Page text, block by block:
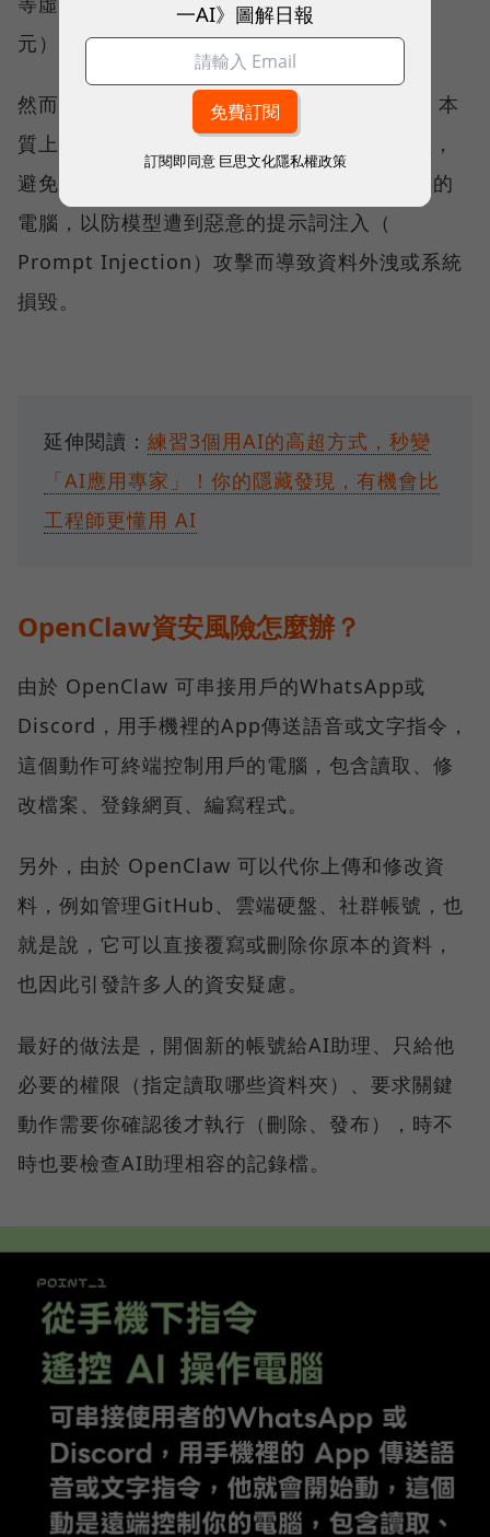
元）。
然而，OpenClaw 具備極高的系統操作權限，本
質上是在系統裡開了一個後門。資安專家提醒，
避免安裝在存有加密貨幣私鑰或重要機密資料的
電腦，以防模型遭到惡意的提示詞注入（
Prompt Injection）攻擊而導致資料外洩或系統
損毀。
延伸閱讀： 練習3個用AI的高超方式，秒變
「AI應用專家」！你的隱藏發現，有機會比
工程師更懂用 AI
OpenClaw資安風險怎麼辦？
由於 OpenClaw 可串接用戶的WhatsApp或
Discord，用手機裡的App傳送語音或文字指令，
這個動作可終端控制用戶的電腦，包含讀取、修
改檔案、登錄網頁、編寫程式。
另外，由於 OpenClaw 可以代你上傳和修改資
料，例如管理GitHub、雲端硬盤、社群帳號，也
就是說，它可以直接覆寫或刪除你原本的資料，
也因此引發許多人的資安疑慮。
最好的做法是，開個新的帳號給AI助理、只給他
必要的權限（指定讀取哪些資料夾）、要求關鍵
動作需要你確認後才執行（刪除、發布），時不
時也要檢查AI助理相容的記錄檔。
一AI》圖解日報
訂閱即同意 巨思文化隱私權政策